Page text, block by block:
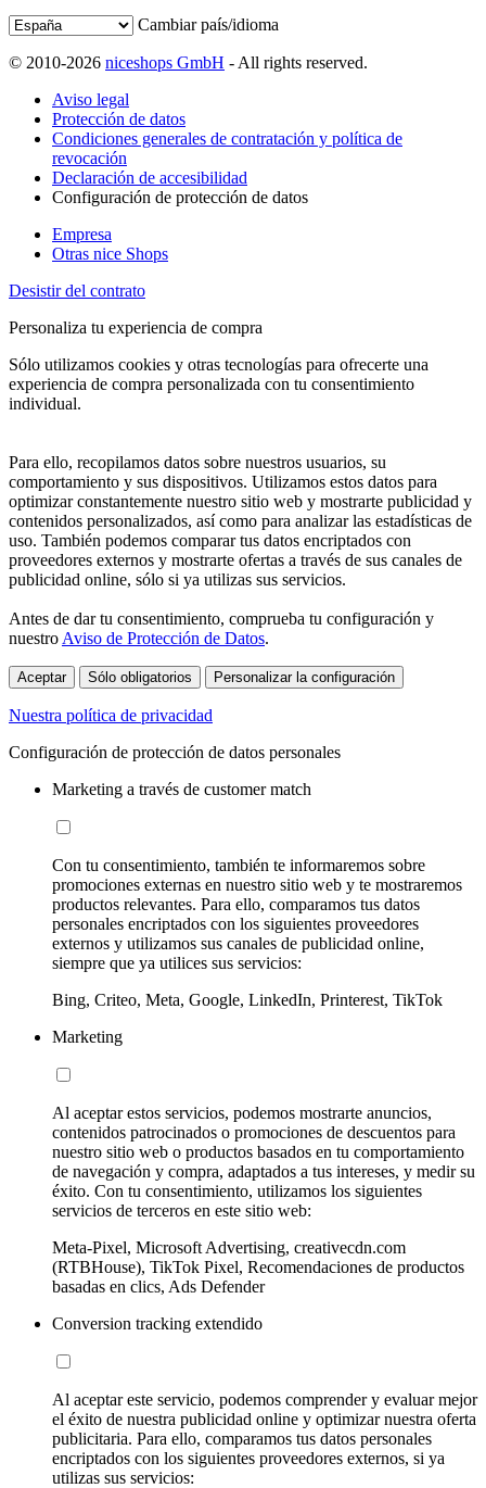
Cambiar país/idioma
© 2010-2026 niceshops GmbH - All rights reserved.
Aviso legal
Protección de datos
Condiciones generales de contratación y política de
revocación
Declaración de accesibilidad
Configuración de protección de datos
Empresa
Otras nice Shops
Desistir del contrato
Personaliza tu experiencia de compra
Sólo utilizamos cookies y otras tecnologías para ofrecerte una
experiencia de compra personalizada con tu consentimiento
individual.
Para ello, recopilamos datos sobre nuestros usuarios, su
comportamiento y sus dispositivos. Utilizamos estos datos para
optimizar constantemente nuestro sitio web y mostrarte publicidad y
contenidos personalizados, así como para analizar las estadísticas de
uso. También podemos comparar tus datos encriptados con
proveedores externos y mostrarte ofertas a través de sus canales de
publicidad online, sólo si ya utilizas sus servicios.
Antes de dar tu consentimiento, comprueba tu configuración y
nuestro Aviso de Protección de Datos.
Aceptar Sólo obligatorios Personalizar la configuración
Nuestra política de privacidad
Configuración de protección de datos personales
Marketing a través de customer match
Con tu consentimiento, también te informaremos sobre
promociones externas en nuestro sitio web y te mostraremos
productos relevantes. Para ello, comparamos tus datos
personales encriptados con los siguientes proveedores
externos y utilizamos sus canales de publicidad online,
siempre que ya utilices sus servicios:
Bing, Criteo, Meta, Google, LinkedIn, Printerest, TikTok
Marketing
Al aceptar estos servicios, podemos mostrarte anuncios,
contenidos patrocinados o promociones de descuentos para
nuestro sitio web o productos basados en tu comportamiento
de navegación y compra, adaptados a tus intereses, y medir su
éxito. Con tu consentimiento, utilizamos los siguientes
servicios de terceros en este sitio web:
Meta-Pixel, Microsoft Advertising, creativecdn.com
(RTBHouse), TikTok Pixel, Recomendaciones de productos
basadas en clics, Ads Defender
Conversion tracking extendido
Al aceptar este servicio, podemos comprender y evaluar mejor
el éxito de nuestra publicidad online y optimizar nuestra oferta
publicitaria. Para ello, comparamos tus datos personales
encriptados con los siguientes proveedores externos, si ya
utilizas sus servicios: